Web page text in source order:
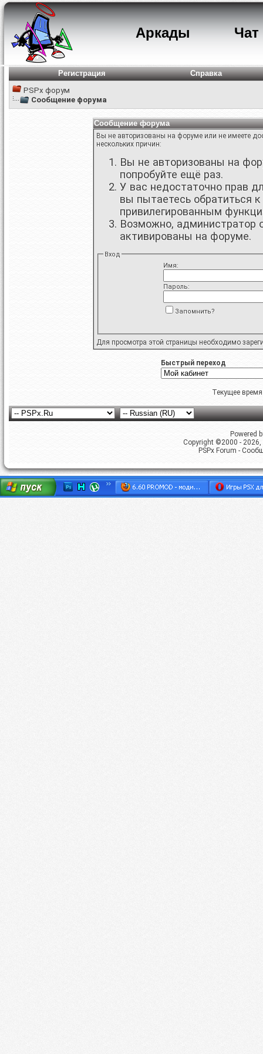
Аркады Чат
Регистрация
Справка
PSPx форум
Сообщение форума
Сообщение форума
Вы не авторизованы на форуме или не имеете
нескольких причин:
Вы не авторизованы на
попробуйте ещё раз.
У вас недостаточно прав
вы пытаетесь обратиться
привилегированным
Возможно, администратор
активированы на форуме.
Вход
Имя:
Пароль:
Запомнить?
Для просмотра этой страницы необходимо
Быстрый переход
Текущее
Powered
Copyright ©2000 -
PSPx Forum -